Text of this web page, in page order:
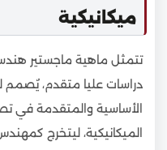
ميكانيكية
تتمثل ماهية ماجستير
دراسات عليا متقدم،
الأساسية والمتقدمة في
الميكانيكية، ليتخرج